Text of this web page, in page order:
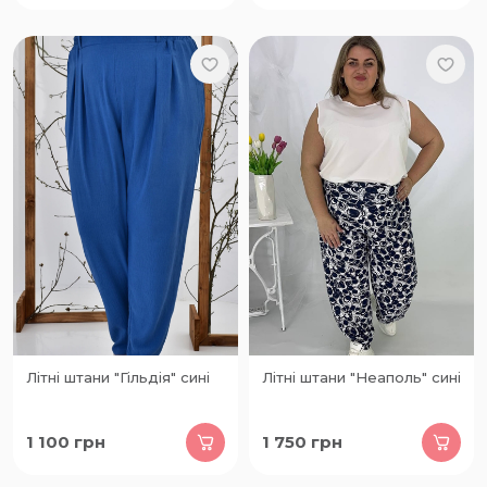
Літні штани "Гільдія" сині
1 100 грн
Літні штани "Неаполь" сині
1 750 грн